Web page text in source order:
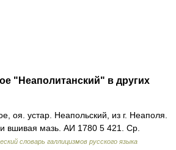
"Неаполитанский" в других
оя. устар. Неапольский, из г. Неаполя.
вшивая мазь. АИ 1780 5 421. Ср.
словарь галлицизмов русского языка